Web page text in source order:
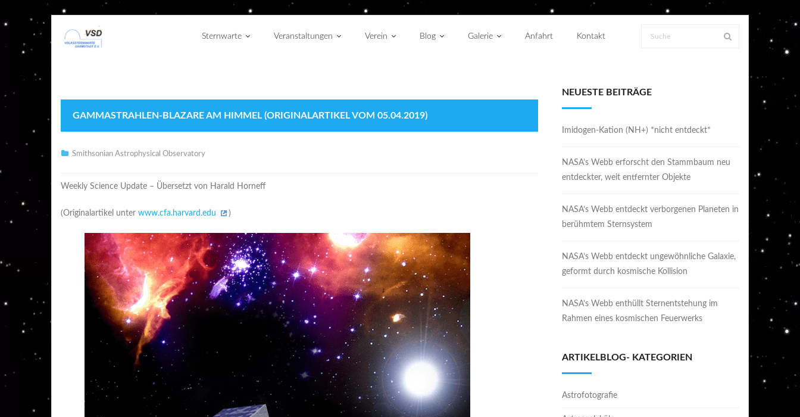
Sternwarte Veranstaltungen Verein Blog Galerie Anfahrt Kontakt
GAMMASTRAHLEN-BLAZARE AM HIMMEL (ORIGINALARTIKEL VOM 05.04.2019)
Smithsonian Astrophysical Observatory
Weekly Science Update – Übersetzt von Harald Horneff
(Originalartikel unter www.cfa.harvard.edu )
NEUESTE BEITRÄGE
Imidogen-Kation (NH+) *nicht entdeckt*
NASA’s Webb erforscht den Stammbaum neu
entdeckter, weit entfernter Objekte
NASA’s Webb entdeckt verborgenen Planeten in
berühmtem Sternsystem
NASA’s Webb entdeckt ungewöhnliche Galaxie,
geformt durch kosmische Kollision
NASA’s Webb enthüllt Sternentstehung im
Rahmen eines kosmischen Feuerwerks
ARTIKELBLOG- KATEGORIEN
Astrofotografie